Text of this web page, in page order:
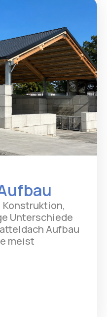
Unterschiede
Aufbau
meist